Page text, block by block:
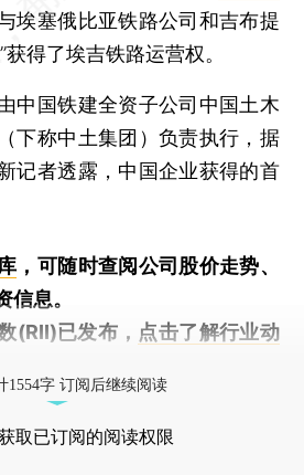
埃塞俄比亚铁路公司和吉布提
得了埃吉铁路运营权。
国铁建全资子公司中国土木
下称中土集团）负责执行，据
记者透露，中国企业获得的首
，可随时查阅公司股价走势、
信息。
(RII)已发布， 点击了解行业动
1554字 订阅后继续阅读
取已订阅的阅读权限